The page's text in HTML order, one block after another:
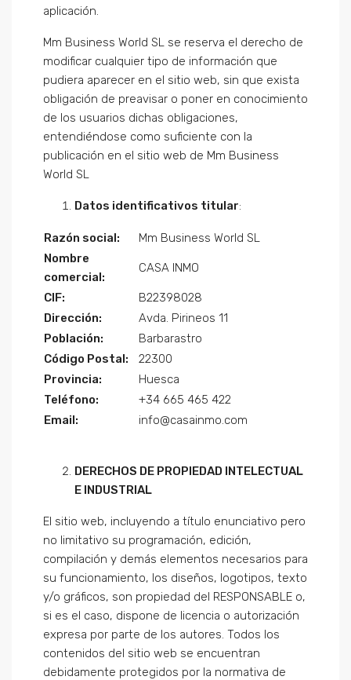
aplicación.
Mm Business World SL se reserva el derecho de
modificar cualquier tipo de información que
pudiera aparecer en el sitio web, sin que exista
obligación de preavisar o poner en conocimiento
de los usuarios dichas obligaciones,
entendiéndose como suficiente con la
publicación en el sitio web de Mm Business
World SL
Datos identificativos titular:
Razón social:
Mm Business World SL
Nombre
comercial:
CASA INMO
CIF:
B22398028
Dirección:
Avda. Pirineos 11
Población:
Barbarastro
Código Postal:
22300
Provincia:
Huesca
Teléfono:
+34 665 465 422
Email:
info@casainmo.com
DERECHOS DE PROPIEDAD INTELECTUAL
E INDUSTRIAL
El sitio web, incluyendo a título enunciativo pero
no limitativo su programación, edición,
compilación y demás elementos necesarios para
su funcionamiento, los diseños, logotipos, texto
y/o gráficos, son propiedad del RESPONSABLE o,
si es el caso, dispone de licencia o autorización
expresa por parte de los autores. Todos los
contenidos del sitio web se encuentran
debidamente protegidos por la normativa de